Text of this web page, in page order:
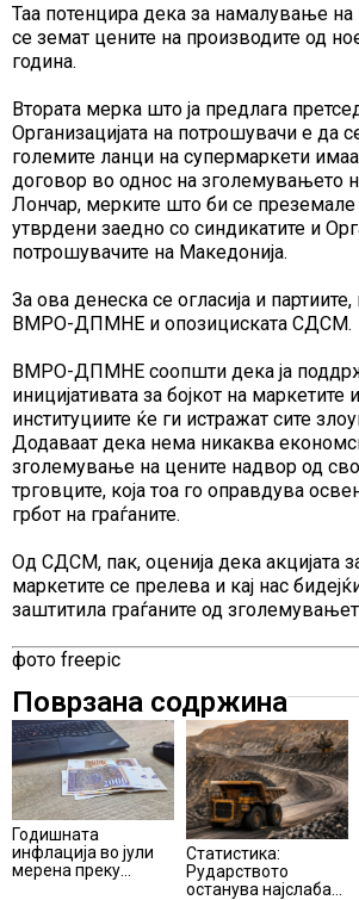
Таа потенцира дека за намалување на
се земат цените на производите од
година.
Втората мерка што ја предлага
Организацијата на потрошувачи е да
големите ланци на супермаркети
договор во однос на зголемувањето
Лончар, мерките што би се преземале
утврдени заедно со синдикатите и
потрошувачите на Македонија.
За ова денеска се огласија и партиите,
ВМРО-ДПМНЕ и опозициската СДСМ.
ВМРО-ДПМНЕ соопшти дека ја
иницијативата за бојкот на маркетите
институциите ќе ги истражат сите
Додаваат дека нема никаква
зголемување на цените надвор од
трговците, која тоа го оправдува
грбот на граѓаните.
Од СДСМ, пак, оценија дека акцијата
маркетите се прелева и кај нас
заштитила граѓаните од
фото freepic
Поврзана содржина
Годишната
инфлација во јули
мерена преку
Статистика:
Рударството
останува најслаба